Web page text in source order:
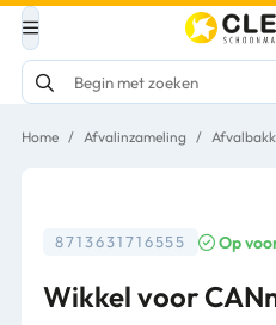
Home / Afvalinzameling /
8713631716555 Op
Wikkel voor